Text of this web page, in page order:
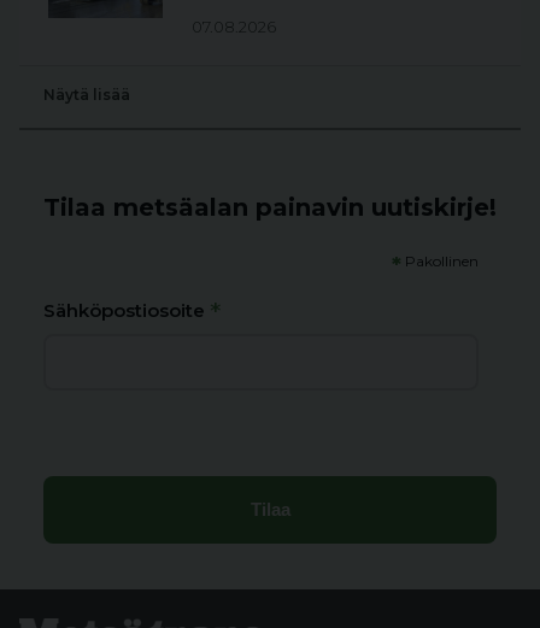
07.08.2026
Näytä lisää
Tilaa metsäalan painavin uutiskirje!
* Pakollinen
Sähköpostiosoite *